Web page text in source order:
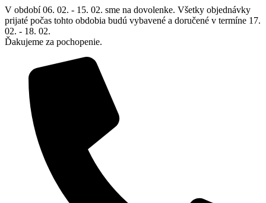
Preskočiť
na
obsah
V období 06. 02. - 15. 02. sme na dovolenke. Všetky objednávky
prijaté počas tohto obdobia budú vybavené a doručené v termíne 17.
02. - 18. 02.
Ďakujeme za pochopenie.